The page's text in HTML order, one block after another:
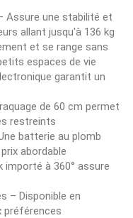
Assure une stabilité et
allant jusqu'à 136 kg
et se range sans
espaces de vie
garantit un
de 60 cm permet
restreints
batterie au plomb
abordable
importé à 360° assure
– Disponible en
préférences